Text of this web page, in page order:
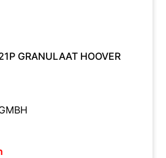
GRANULAAT HOOVER